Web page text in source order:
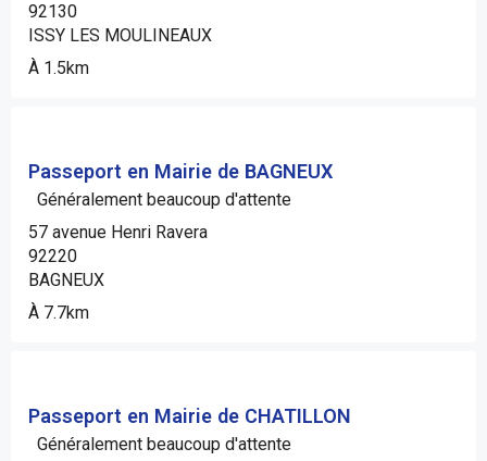
92130
ISSY LES MOULINEAUX
À 1.5km
Passeport en Mairie de BAGNEUX
Généralement beaucoup d'attente
57 avenue Henri Ravera
92220
BAGNEUX
À 7.7km
Passeport en Mairie de CHATILLON
Généralement beaucoup d'attente